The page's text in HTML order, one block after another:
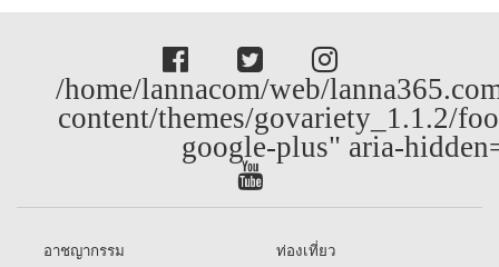
/home/lannacom/web/
content/themes/govariety_1.1.2/
google-plus" aria-
อาชญากรรม
ท่องเที่ยว